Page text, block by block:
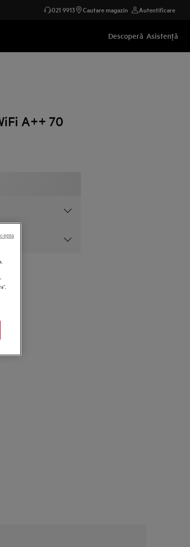
021 9913 Cautare magazin Autentificare
Descoperă Asistenţă
A++ 70